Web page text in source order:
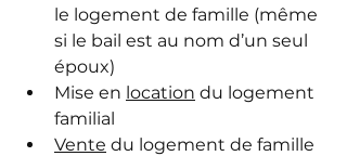
le logement de famille (même
si le bail est au nom d’un seul
époux)
Mise en location du logement
familial
Vente du logement de famille